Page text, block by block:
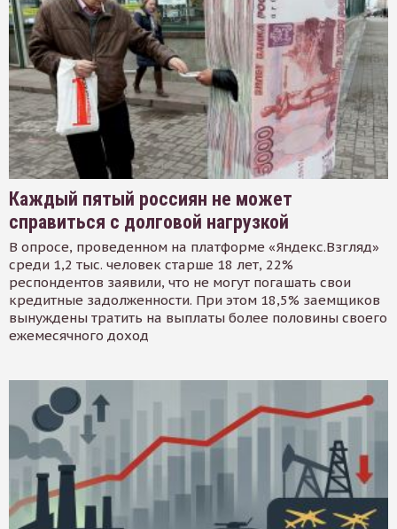
Каждый пятый россиян не может
справиться с долговой нагрузкой
В опросе, проведенном на платформе «Яндекс.Взгляд»
среди 1,2 тыс. человек старше 18 лет, 22%
респондентов заявили, что не могут погашать свои
кредитные задолженности. При этом 18,5% заемщиков
вынуждены тратить на выплаты более половины своего
ежемесячного доход